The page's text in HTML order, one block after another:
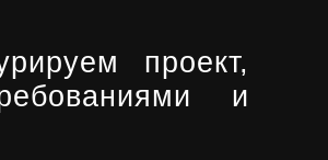
проект,
и